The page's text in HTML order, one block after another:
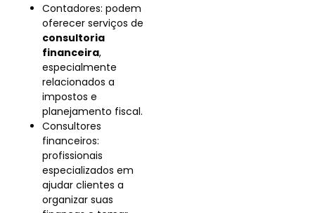
Contadores: podem
oferecer serviços de
consultoria
financeira,
especialmente
relacionados a
impostos e
planejamento fiscal.
Consultores
financeiros:
profissionais
especializados em
ajudar clientes a
organizar suas